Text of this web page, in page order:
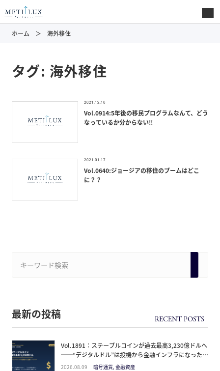
ホーム 海外移住
タグ: 海外移住
2021.12.10
Vol.0914:5年後の移民プログラムなんて、どう
なっているか分からない!!
2021.01.17
Vol.0640:ジョージアの移住のブームはどこ
に？？
最新の投稿
Vol.1891：ステーブルコインが過去最高3,230億ドルへ
──“デジタルドル”は投機から金融インフラになった。
日本人が見るべきは価格ではなく「どの通貨の器か」
2026.08.09 暗号通貨, 金融資産